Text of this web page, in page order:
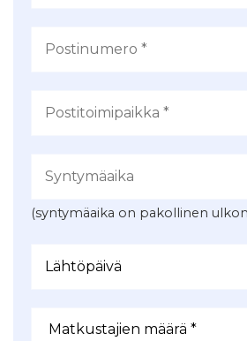
(syntymäaika on pakollinen